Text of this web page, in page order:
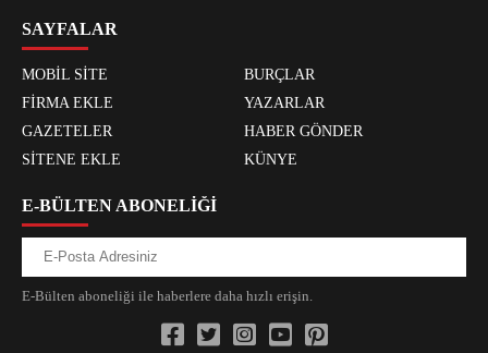
SAYFALAR
MOBİL SİTE
BURÇLAR
FİRMA EKLE
YAZARLAR
GAZETELER
HABER GÖNDER
SİTENE EKLE
KÜNYE
E-BÜLTEN ABONELİĞİ
E-Bülten aboneliği ile haberlere daha hızlı erişin.